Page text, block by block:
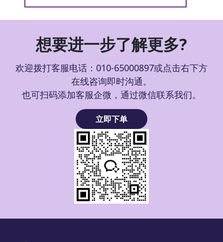
想要进一步了解更多?
欢迎拨打客服电话：010-65000897或点击右下方
在线咨询即时沟通。
也可扫码添加客服企微，通过微信联系我们。
立即下单